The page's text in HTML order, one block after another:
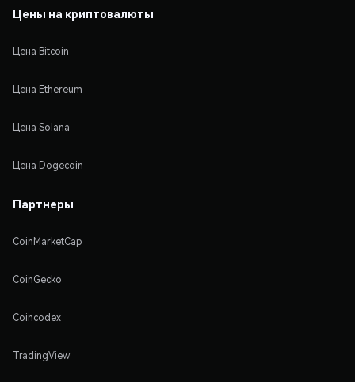
Цены на криптовалюты
Цена Bitcoin
Цена Ethereum
Цена Solana
Цена Dogecoin
Партнеры
CoinMarketCap
CoinGecko
Coincodex
TradingView